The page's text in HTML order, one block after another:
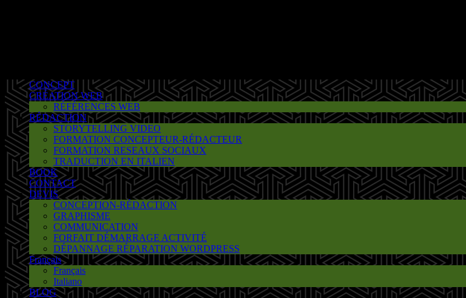
CONCEPT
CRÉATION WEB
RÉFÉRENCES WEB
RÉDACTION
STORYTELLING VIDEO
FORMATION CONCEPTEUR-RÉDACTEUR
FORMATION RESEAUX SOCIAUX
TRADUCTION EN ITALIEN
BOOK
CONTACT
DEVIS
CONCEPTION-RÉDACTION
GRAPHISME
COMMUNICATION
FORFAIT DÉMARRAGE ACTIVITÉ
DÉPANNAGE RÉPARATION WORDPRESS
Français
Français
Italiano
BLOG